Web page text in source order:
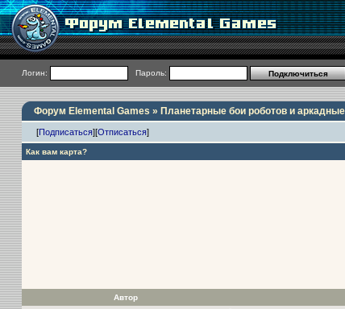
Логин: Пароль:
Форум Elemental Games » Планетарные бои роботов и
[Подписаться][Отписаться]
Как вам карта?
Автор